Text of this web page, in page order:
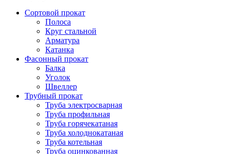
Сортовой прокат
Полоса
Круг стальной
Арматура
Катанка
Фасонный прокат
Балка
Уголок
Швеллер
Трубный прокат
Труба электросварная
Труба профильная
Труба горячекатаная
Труба холоднокатаная
Труба котельная
Труба оцинкованная